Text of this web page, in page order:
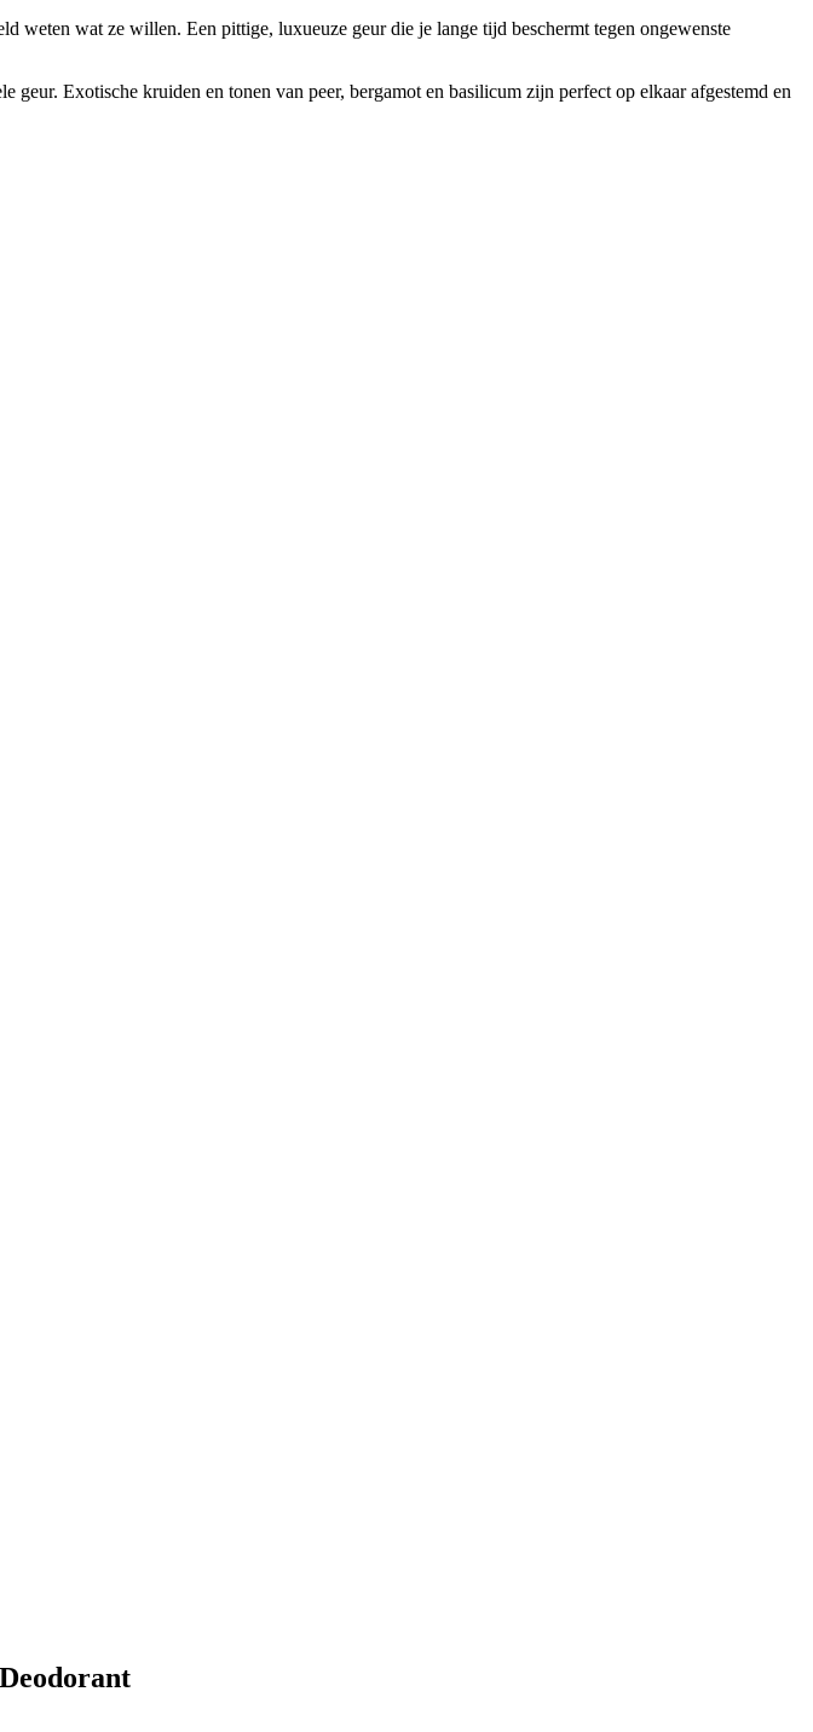
wat ze willen. Een pittige, luxueuze geur die je lange tijd beschermt tegen ongewenste
Exotische kruiden en tonen van peer, bergamot en basilicum zijn perfect op elkaar afgestemd en